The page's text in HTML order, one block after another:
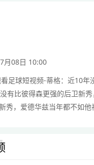
月08日 10:00
足球短视频-蒂格：近10
有比彼得森更强的后卫新
秀，爱德华兹当年都不如他